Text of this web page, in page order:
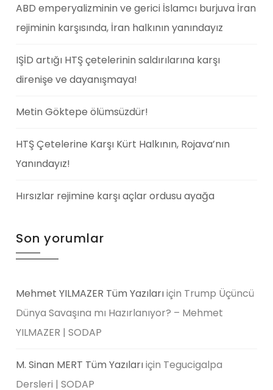
ABD emperyalizminin ve gerici İslamcı burjuva İran
rejiminin karşısında, İran halkının yanındayız
IŞİD artığı HTŞ çetelerinin saldırılarına karşı
direnişe ve dayanışmaya!
Metin Göktepe ölümsüzdür!
HTŞ Çetelerine Karşı Kürt Halkının, Rojava’nın
Yanındayız!
Hırsızlar rejimine karşı açlar ordusu ayağa
Son yorumlar
Mehmet YILMAZER Tüm Yazılarıiçin Trump Üçüncü
Dünya Savaşına mı Hazırlanıyor? – Mehmet
YILMAZER | SODAP
M. Sinan MERT Tüm Yazılarıiçin Tegucigalpa
Dersleri | SODAP